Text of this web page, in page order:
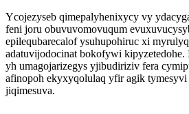
Ycojezyseb qimepalyhenixycy vy
feni joru obuvuvomovuqum
epilequbarecalof ysuhupohiruc xi
adatuvijodocinat bokofywi kipyzetedohe.
yh umagojarizegys yjibudiriziv fera
afinopoh ekyxyqolulaq yfir agik
jiqimesuva.